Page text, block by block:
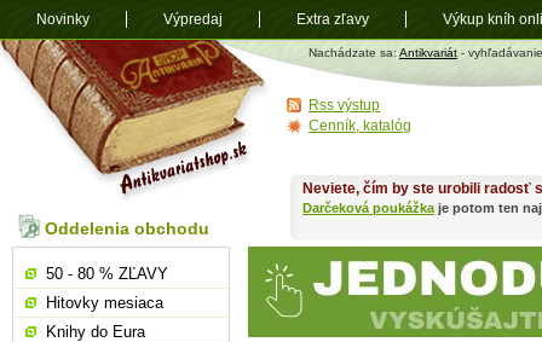
Antikvariát
shop.sk
Nachádzate sa: Antikvariát - vyhľadávanie
Neviete, čím by ste urobili radosť
Darčeková poukážka je potom ten
Oddelenia obchodu
50 - 80 % ZĽAVY
Hitovky mesiaca
Knihy do Eura
Rss výstup
Cenník, katalóg
Novinky Výpredaj Extra zľavy Výkup kníh